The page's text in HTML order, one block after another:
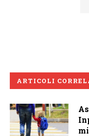
ARTICOLI